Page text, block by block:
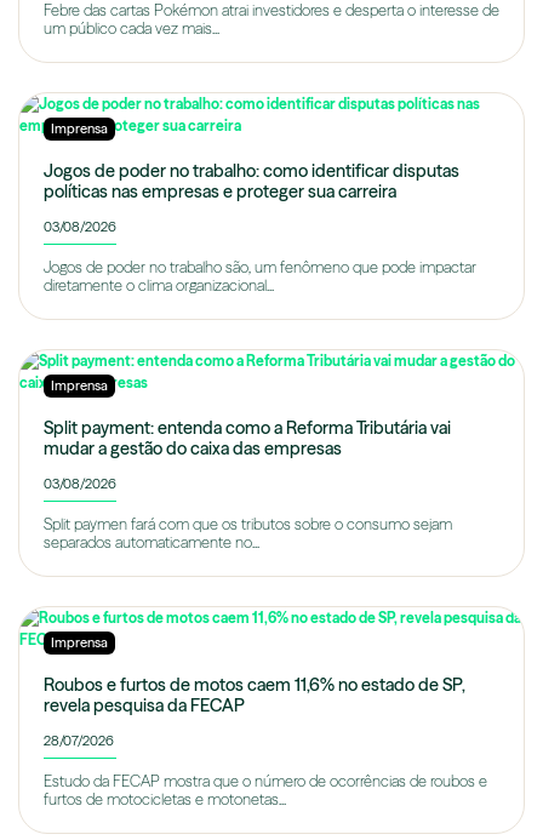
Febre das cartas Pokémon atrai investidores e desperta o interesse de
um público cada vez mais...
Imprensa
Jogos de poder no trabalho: como identificar disputas
políticas nas empresas e proteger sua carreira
03/08/2026
Jogos de poder no trabalho são, um fenômeno que pode impactar
diretamente o clima organizacional...
Imprensa
Split payment: entenda como a Reforma Tributária vai
mudar a gestão do caixa das empresas
03/08/2026
Split paymen fará com que os tributos sobre o consumo sejam
separados automaticamente no...
Imprensa
Roubos e furtos de motos caem 11,6% no estado de SP,
revela pesquisa da FECAP
28/07/2026
Estudo da FECAP mostra que o número de ocorrências de roubos e
furtos de motocicletas e motonetas...